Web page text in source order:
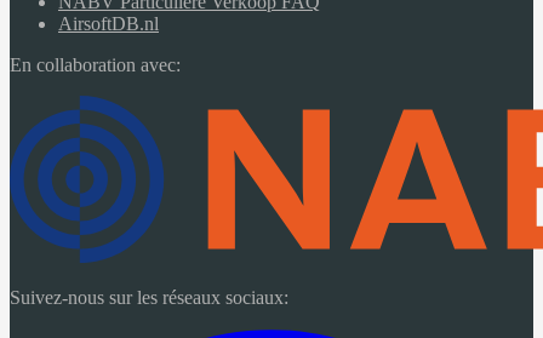
AirsoftDB.nl
En collaboration avec:
Suivez-nous sur les réseaux sociaux: